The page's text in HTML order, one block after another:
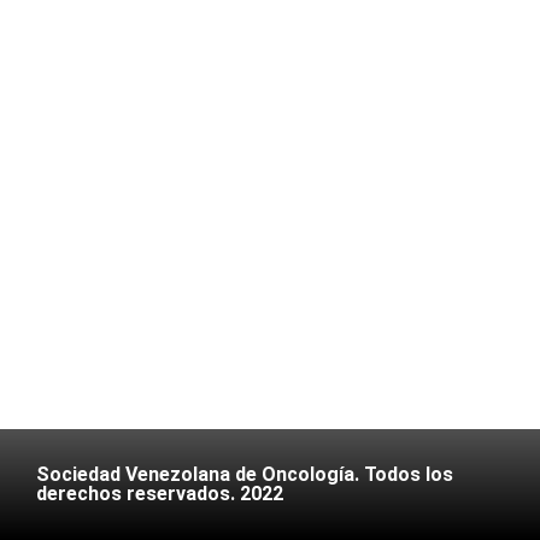
Sociedad Venezolana de Oncología. Todos los
derechos reservados. 2022